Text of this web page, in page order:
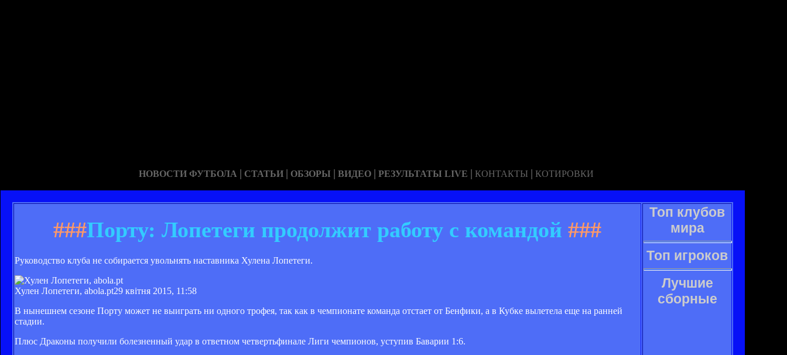
НОВОСТИ ФУТБОЛА | СТАТЬИ | ОБЗОРЫ | ВИДЕО | РЕЗУЛЬТАТЫ LIVE | КОНТАКТЫ | КОТИРОВКИ
###Порту: Лопетеги продолжит работу с командой ###
Руководство клуба не собирается увольнять наставника Хулена Лопетеги.
Хулен Лопетеги, abola.pt29 квітня 2015, 11:58
В нынешнем сезоне Порту может не выиграть ни одного трофея, так как в чемпионате команда отстает от Бенфики, а в Кубке вылетела еще на ранней
стадии.
Плюс Драконы получили болезненный удар в ответном четвертьфинале Лиги чемпионов, уступив Баварии 1:6.
Топ клубов
мира
Топ игроков
Лучшие
сборные